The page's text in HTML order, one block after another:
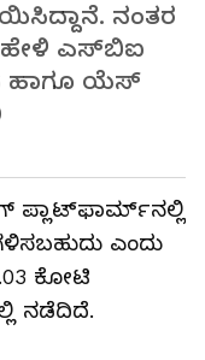
ನಂತರ
ಹೇಳಿ ಎಸ್‌ಬಿಐ
ಹಾಗೂ ಯೆಸ್
ಪ್ಲಾಟ್‌ಫಾರ್ಮ್‌ನಲ್ಲಿ
ಎಂದು
ಕೋಟಿ
ನಡೆದಿದೆ.